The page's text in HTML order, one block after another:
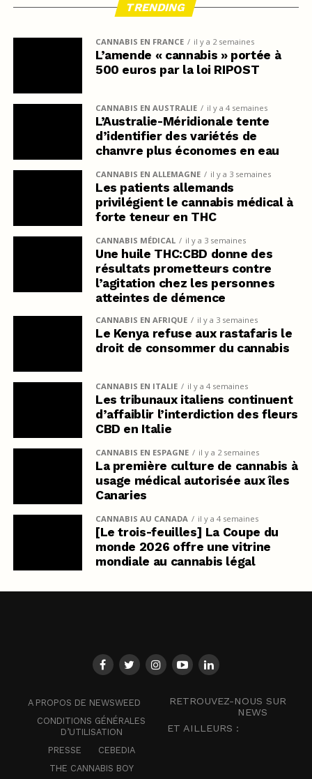
TRENDING
CANNABIS EN FRANCE il y a 2 semaines
L’amende « cannabis » portée à
500 euros par la loi RIPOST
CANNABIS EN AUSTRALIE il y a 4 semaines
L’Australie-Méridionale tente
d’identifier des variétés de
chanvre plus économes en eau
CANNABIS EN ALLEMAGNE il y a 3 semaines
Les patients allemands
privilégient le cannabis médical à
forte teneur en THC
CANNABIS MÉDICAL il y a 3 semaines
Une huile THC:CBD donne des
résultats prometteurs contre
l’agitation chez les personnes
atteintes de démence
CANNABIS EN AFRIQUE il y a 3 semaines
Le Kenya refuse aux rastafaris le
droit de consommer du cannabis
CANNABIS EN ITALIE il y a 4 semaines
Les tribunaux italiens continuent
d’affaiblir l’interdiction des fleurs
CBD en Italie
CANNABIS EN ESPAGNE il y a 2 semaines
La première culture de cannabis à
usage médical autorisée aux îles
Canaries
CANNABIS AU CANADA il y a 4 semaines
[Le trois-feuilles] La Coupe du
monde 2026 offre une vitrine
mondiale au cannabis légal
A PROPOS DE NEWSWEED
CONDITIONS GÉNÉRALES
D’UTILISATION
PRESSE
CEBEDIA
THE CANNABIS BOY
RETROUVEZ-NOUS SUR
NEWS
ET AILLEURS :